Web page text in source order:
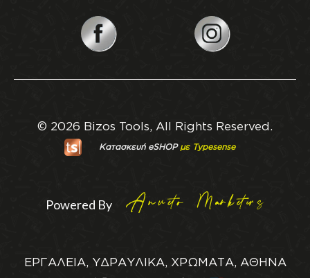
© 2026 Bizos Tools, All Rights Reserved.
Κατασκευή eSHOPμε Typesense
Powered By
ΕΡΓΑΛΕΙΑ, ΥΔΡΑΥΛΙΚΑ, ΧΡΩΜΑΤΑ, ΑΘΗΝΑ